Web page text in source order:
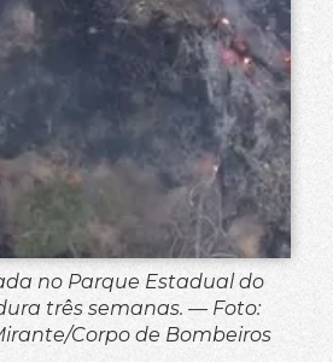
no Parque Estadual do
três semanas. — Foto:
Corpo de Bombeiros